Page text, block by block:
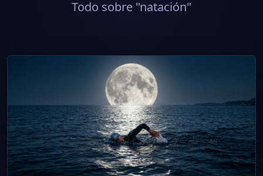
Todo sobre "natación"